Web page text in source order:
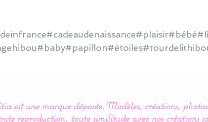
est une marque déposée. Modèles, créations,
reproduction, toute similitude avec nos créations